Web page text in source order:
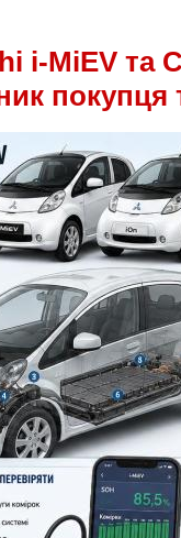
i-MiEV та
покупця